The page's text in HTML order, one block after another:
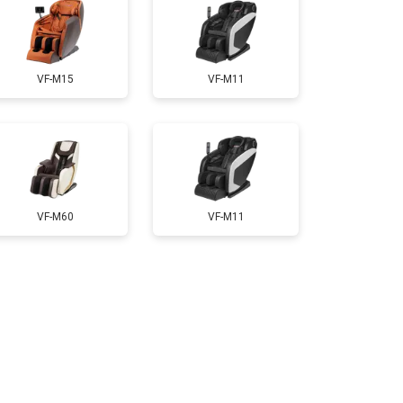
3300 ₽ Заказать
3200 ₽ Заказать
4400 ₽ Заказать
6200 ₽ Заказать
VF-M15 VF-M11
VF-M60 VF-M11